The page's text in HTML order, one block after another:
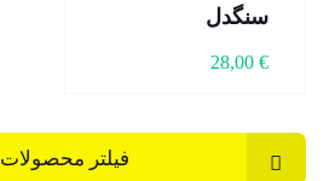
سنگدل
28,00 €
فیلتر محصولات